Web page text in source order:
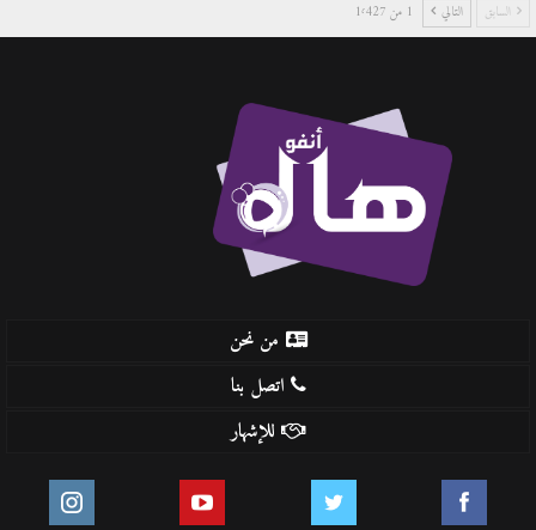
السابق التالي 1 من 1٬427
من نحن
اتصل بنا
للإشهار